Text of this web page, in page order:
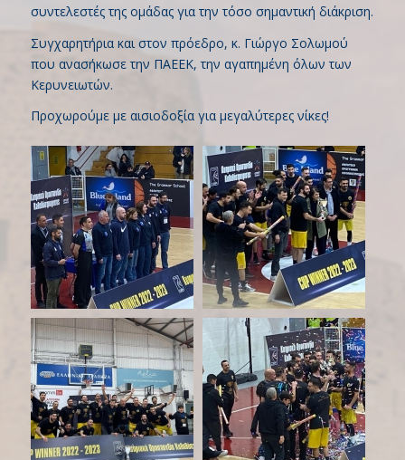
συντελεστές της ομάδας για την τόσο σημαντική διάκριση.
Συγχαρητήρια και στον πρόεδρο, κ. Γιώργο Σολωμού
που ανασήκωσε την ΠΑΕΕΚ, την αγαπημένη όλων των
Κερυνειωτών.
Προχωρούμε με αισιοδοξία για μεγαλύτερες νίκες!